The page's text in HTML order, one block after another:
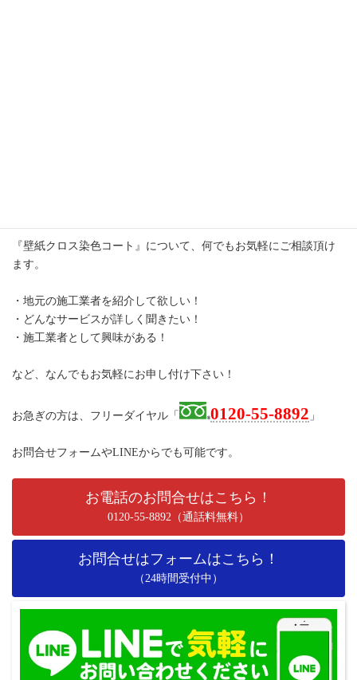
『壁紙クロス染色コート』について、何でもお気軽にご相談頂け
ます。
・地元の施工業者を紹介して欲しい！
・どんなサービスが詳しく聞きたい！
・施工業者として興味がある！
など、なんでもお気軽にお申し付け下さい！
お急ぎの方は、フリーダイヤル「 0120-55-8892 」
お問合せフォームやLINEからでも可能です。
お電話のお問合せはこちら！
0120-55-8892（通話料無料）
お問合せはフォームはこちら！
（24時間受付中）